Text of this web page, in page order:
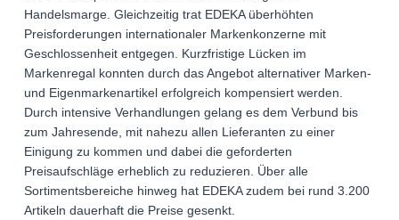
Handelsmarge. Gleichzeitig trat EDEKA überhöhten
Preisforderungen internationaler Markenkonzerne mit
Geschlossenheit entgegen. Kurzfristige Lücken im
Markenregal konnten durch das Angebot alternativer Marken-
und Eigenmarkenartikel erfolgreich kompensiert werden.
Durch intensive Verhandlungen gelang es dem Verbund bis
zum Jahresende, mit nahezu allen Lieferanten zu einer
Einigung zu kommen und dabei die geforderten
Preisaufschläge erheblich zu reduzieren. Über alle
Sortimentsbereiche hinweg hat EDEKA zudem bei rund 3.200
Artikeln dauerhaft die Preise gesenkt.